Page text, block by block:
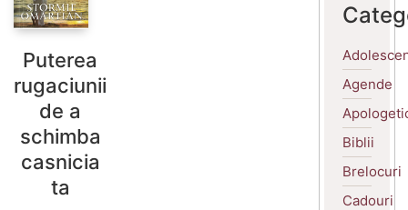
Puterea
rugaciunii
de a
schimba
casnicia
ta
Agende
Biblii
Brelocuri
Cadouri